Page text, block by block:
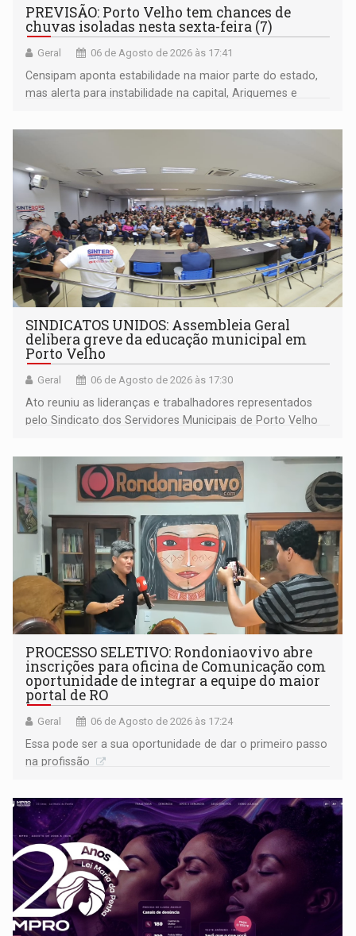
PREVISÃO: Porto Velho tem chances de
chuvas isoladas nesta sexta-feira (7)
Geral 06 de Agosto de 2026 às 17:41
Censipam aponta estabilidade na maior parte do estado,
mas alerta para instabilidade na capital, Ariquemes e
SINDICATOS UNIDOS: Assembleia Geral
delibera greve da educação municipal em
Porto Velho
Geral 06 de Agosto de 2026 às 17:30
Ato reuniu as lideranças e trabalhadores representados
pelo Sindicato dos Servidores Municipais de Porto Velho
PROCESSO SELETIVO: Rondoniaovivo abre
inscrições para oficina de Comunicação com
oportunidade de integrar a equipe do maior
portal de RO
Geral 06 de Agosto de 2026 às 17:24
Essa pode ser a sua oportunidade de dar o primeiro passo
na profissão